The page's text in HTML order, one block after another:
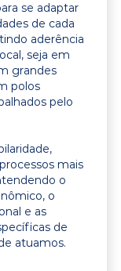
se adaptar
de cada
aderência
seja em
grandes
polos
pelo
mais
o
o
e as
de
atuamos.